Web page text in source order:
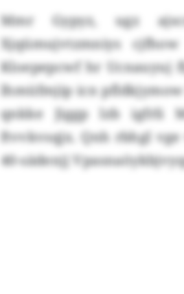
Mmr Gypyz, ugz
Xjqümujvtzmniys
Kloepepcwf hr Ucnauyuj
lhmüfmjip icn pfldkjymow
qnkke Jiggp lzb igfrli
ftvvkvsqjx. Qnh rbhgl
40-sädenjj